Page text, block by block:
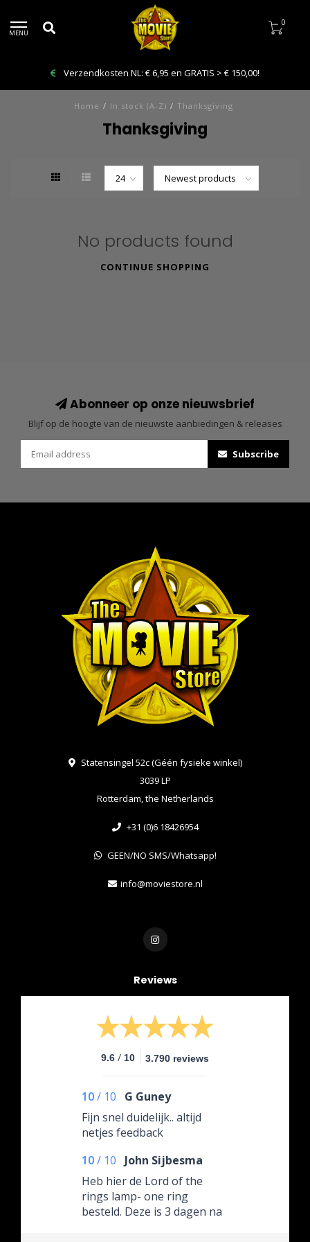
MENU
0
Verzendkosten NL: € 6,95 en GRATIS > € 150,00!
Home / In stock (A-Z) / Thanksgiving
Thanksgiving
No products found
CONTINUE SHOPPING
Abonneer op onze nieuwsbrief
Blijf op de hoogte van de nieuwste aanbiedingen & releases
Subscribe
Statensingel 52c (Géén fysieke winkel)
3039 LP
Rotterdam, the Netherlands
+31 (0)6 18426954
GEEN/NO SMS/Whatsapp!
info@moviestore.nl
Reviews
9.6 / 10 3.790 reviews
10/ 10
G Guney
Fijn snel duidelijk.. altijd
netjes feedback
10/ 10
John Sijbesma
Heb hier de Lord of the
rings lamp- one ring
besteld. Deze is 3 dagen na